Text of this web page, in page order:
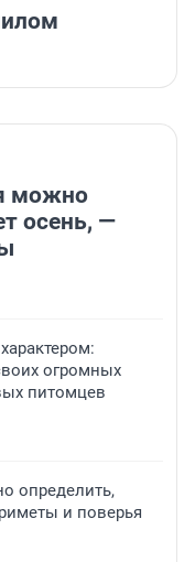
можно
осень, —
огромных
питомцев
определить,
и поверья